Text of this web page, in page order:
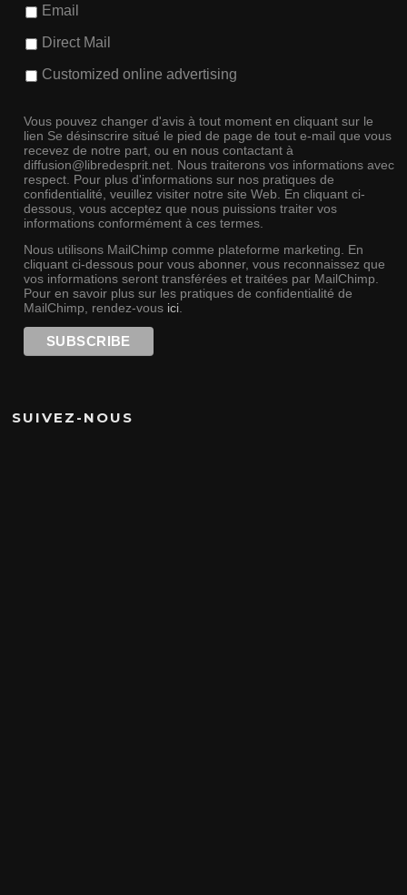
Email
Direct Mail
Customized online advertising
Vous pouvez changer d'avis à tout moment en cliquant sur le
lien Se désinscrire situé le pied de page de tout e-mail que vous
recevez de notre part, ou en nous contactant à
diffusion@libredesprit.net. Nous traiterons vos informations avec
respect. Pour plus d'informations sur nos pratiques de
confidentialité, veuillez visiter notre site Web. En cliquant ci-
dessous, vous acceptez que nous puissions traiter vos
informations conformément à ces termes.
Nous utilisons MailChimp comme plateforme marketing. En
cliquant ci-dessous pour vous abonner, vous reconnaissez que
vos informations seront transférées et traitées par MailChimp.
Pour en savoir plus sur les pratiques de confidentialité de
MailChimp, rendez-vous ici.
SUIVEZ-NOUS